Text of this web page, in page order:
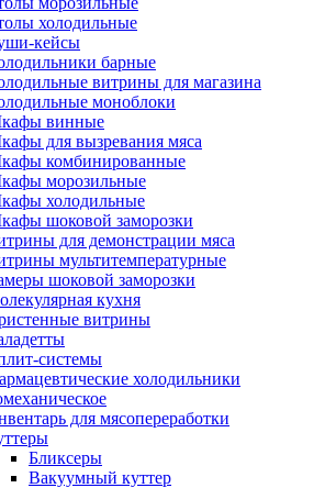
холодильные
кейсы
барные
витрины для магазина
моноблоки
винные
для вызревания мяса
комбинированные
морозильные
холодильные
шоковой заморозки
для демонстрации мяса
мультитемпературные
шоковой заморозки
кухня
витрины
системы
холодильники
для мясопереработки
Бликсеры
Вакуумный куттер